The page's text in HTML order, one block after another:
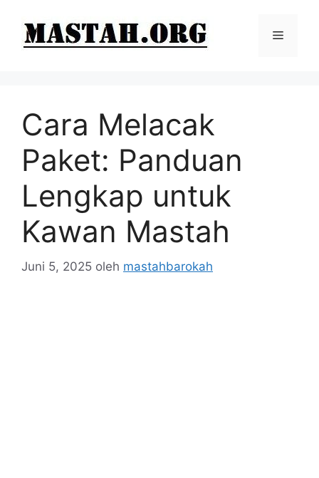
Menu
Cara Melacak
Paket: Panduan
Lengkap untuk
Kawan Mastah
Juni 5, 2025 oleh mastahbarokah